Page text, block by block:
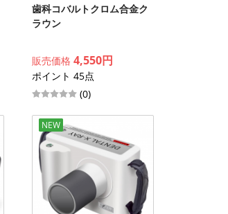
歯科コバルトクロム合金ク
ラウン
販売価格4,550円
ポイント 45点
(0)
NEW